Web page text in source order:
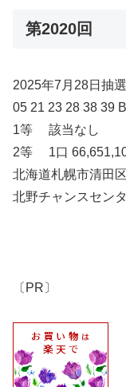
第2020回
2025年7月28日抽選
05 21 23 28 38 39
1等 該当なし
2等 1口
北海道札幌市清田
北野チャンスセン
〔PR〕